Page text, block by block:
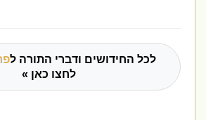
לכל החידושים ודברי התורה ל
לחצו כאן »